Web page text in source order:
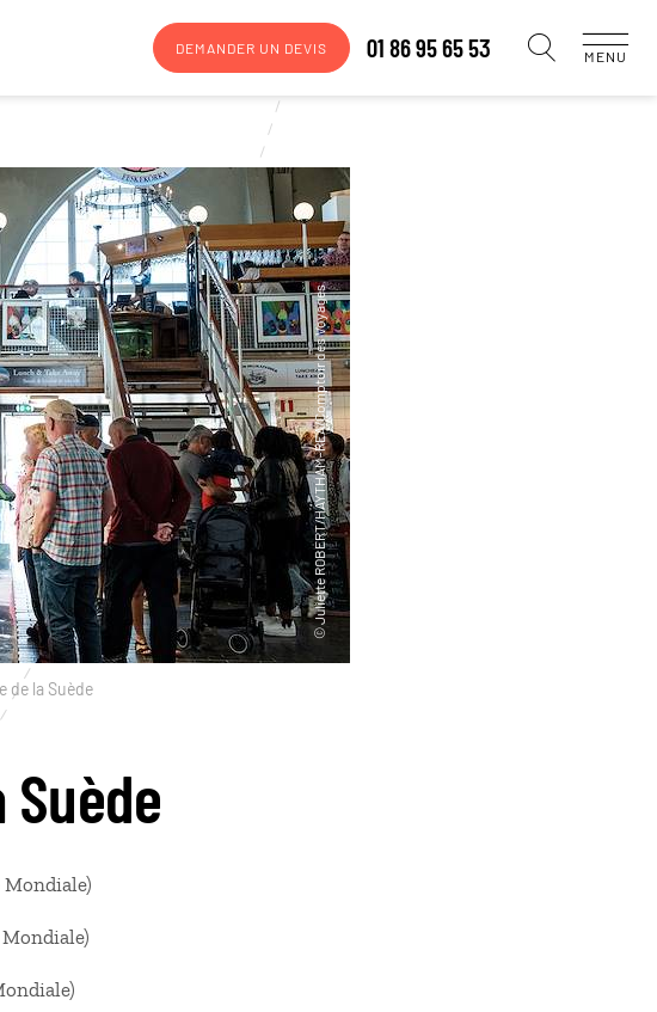
DEMANDER UN DEVIS 01 86 95 65 53 MENU
de la Suède
Mondiale)
Mondiale)